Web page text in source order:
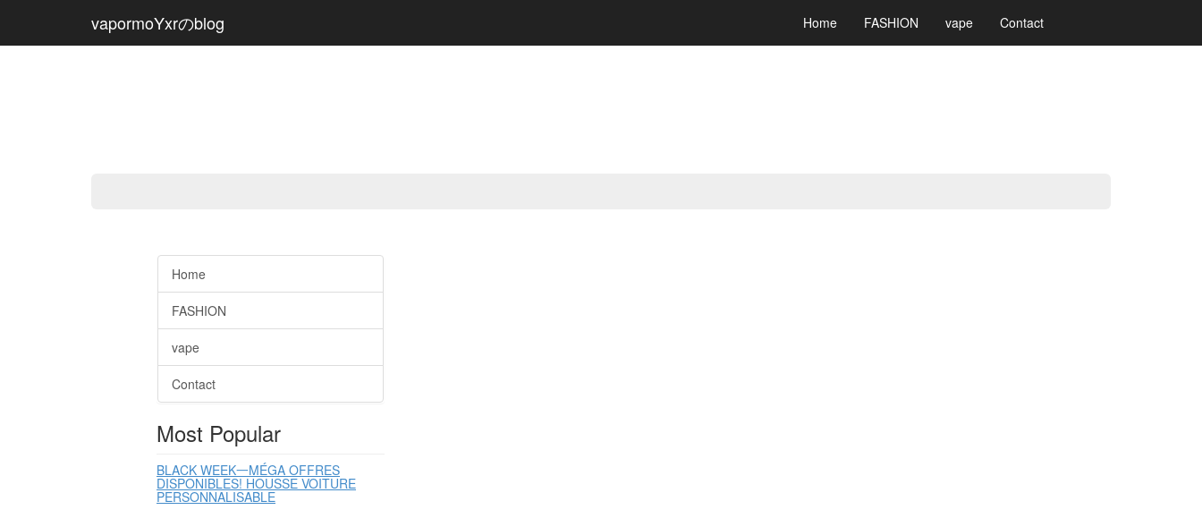
vapormoYxrのblog Home FASHION vape Contact
Home
FASHION
vape
Contact
Most Popular
BLACK WEEK一MÉGA OFFRES
DISPONIBLES! HOUSSE VOITURE
PERSONNALISABLE